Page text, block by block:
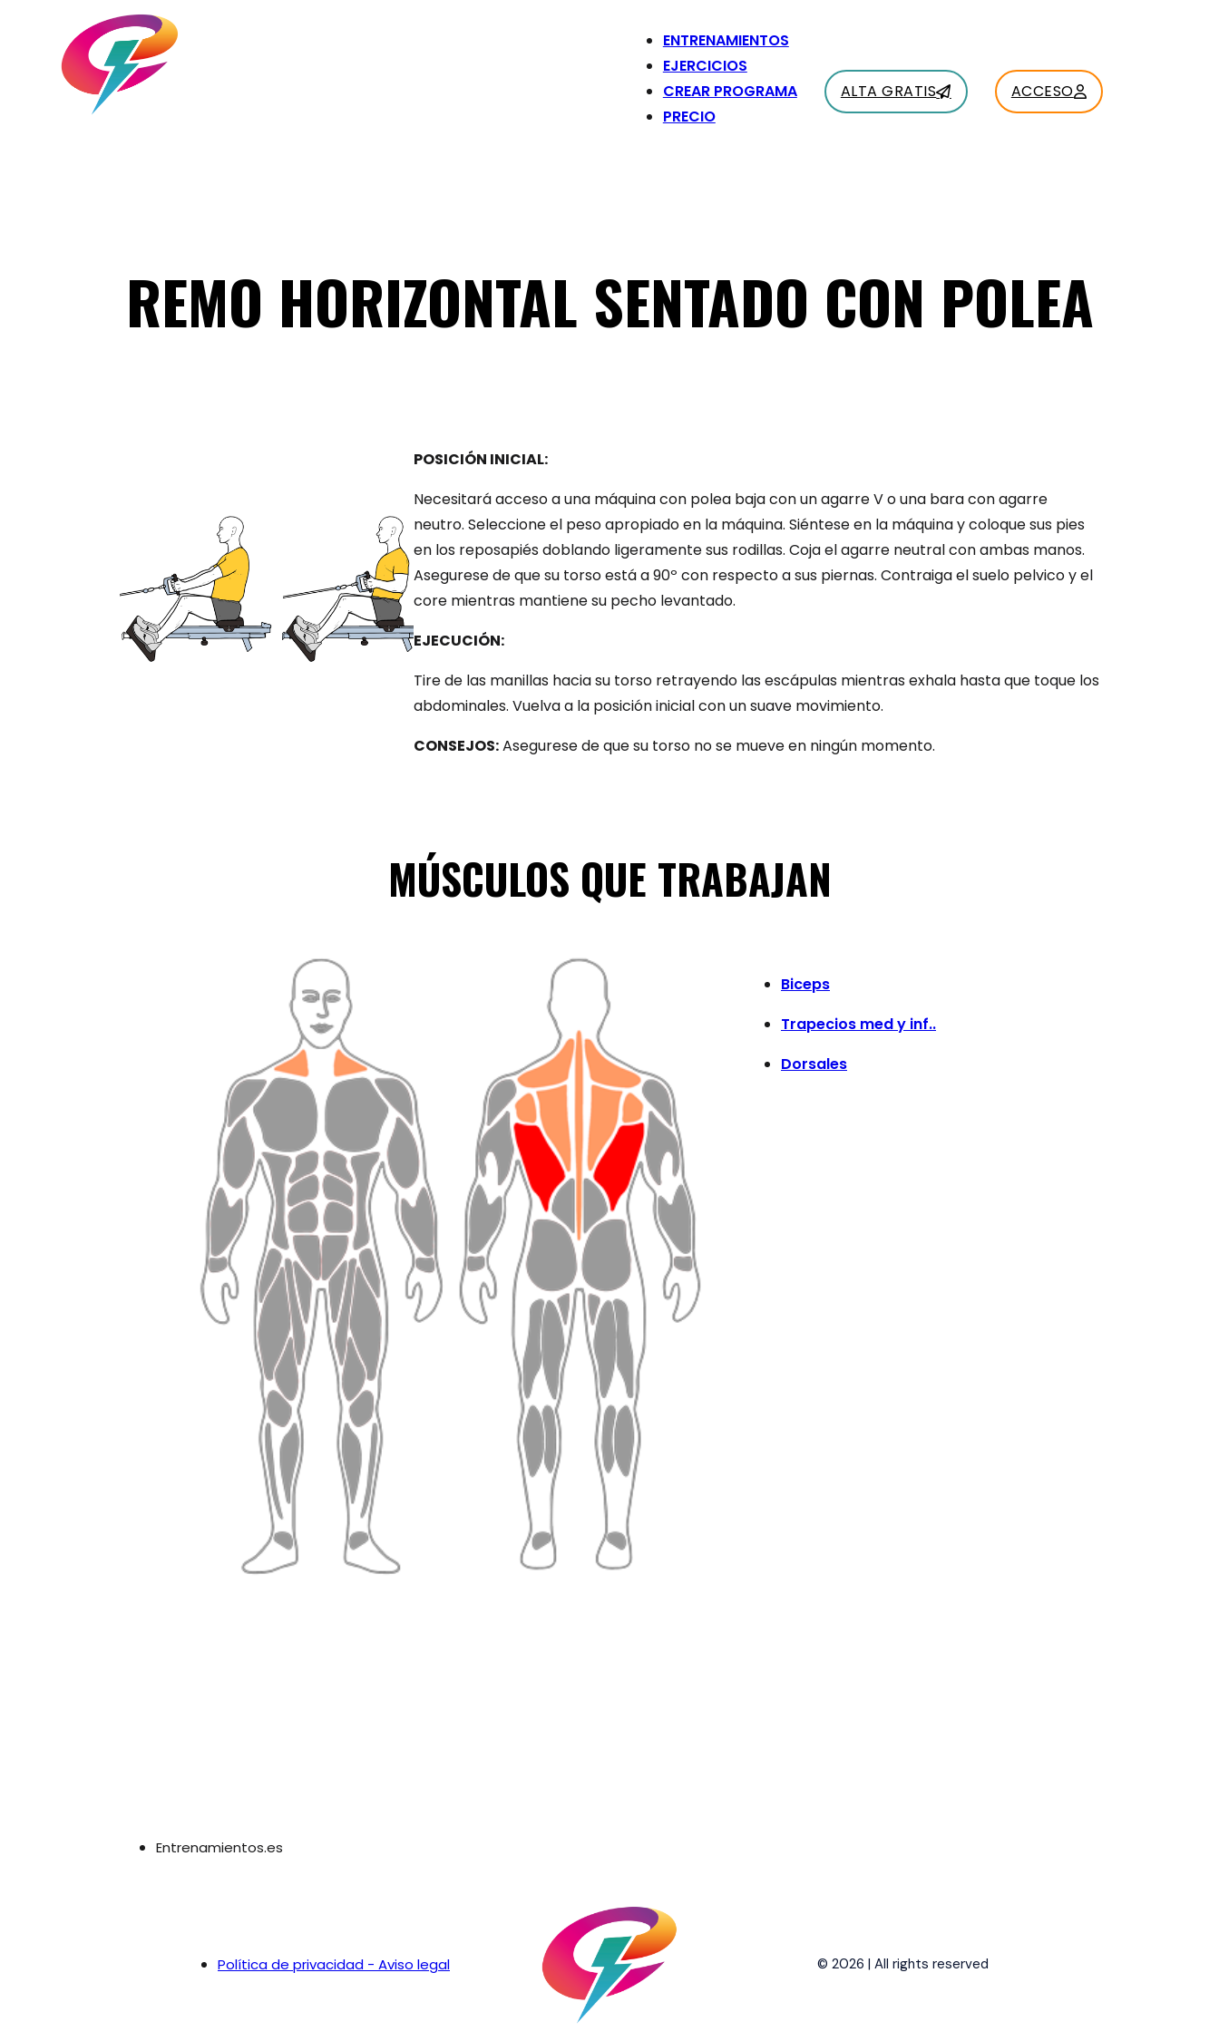
ENTRENAMIENTOS
EJERCICIOS
CREAR PROGRAMA
PRECIO
ALTA GRATIS ACCESO
REMO HORIZONTAL SENTADO CON POLEA
POSICIÓN INICIAL:
Necesitará acceso a una máquina con polea baja con un agarre V o una bara con agarre
neutro. Seleccione el peso apropiado en la máquina. Siéntese en la máquina y coloque sus pies
en los reposapiés doblando ligeramente sus rodillas. Coja el agarre neutral con ambas manos.
Asegurese de que su torso está a 90º con respecto a sus piernas. Contraiga el suelo pelvico y el
core mientras mantiene su pecho levantado.
EJECUCIÓN:
Tire de las manillas hacia su torso retrayendo las escápulas mientras exhala hasta que toque los
abdominales. Vuelva a la posición inicial con un suave movimiento.
CONSEJOS:Asegurese de que su torso no se mueve en ningún momento.
MÚSCULOS QUE TRABAJAN
Biceps
Trapecios med y inf..
Dorsales
Entrenamientos.es
Política de privacidad - Aviso legal © 2026 | All rights reserved